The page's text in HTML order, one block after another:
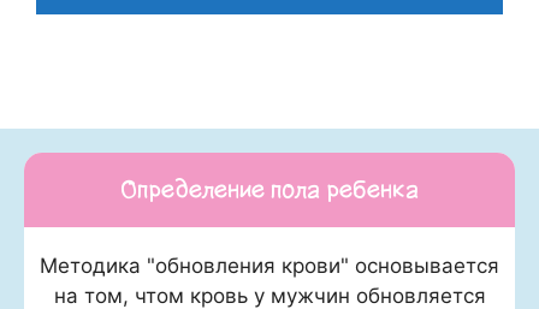
Определение пола ребенка
Методика "обновления крови" основывается
на том, чтом кровь у мужчин обновляется